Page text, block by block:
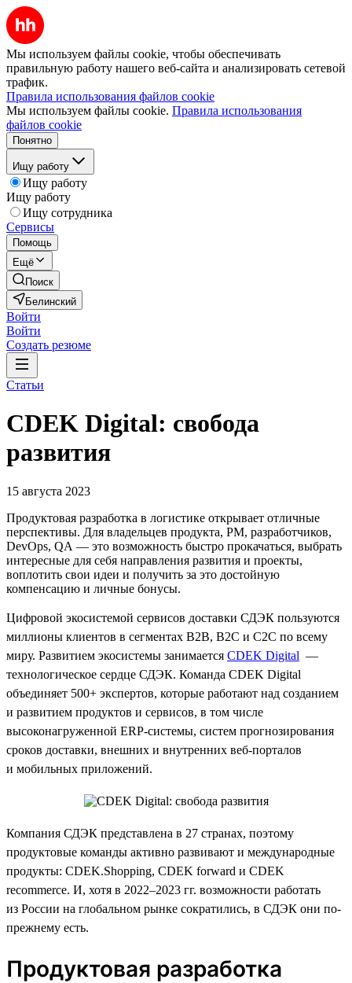
Мы используем файлы cookie, чтобы обеспечивать
правильную работу нашего веб-сайта и анализировать сетевой
трафик.
Правила использования файлов cookie
Мы используем файлы cookie. Правила использования
файлов cookie
Понятно
Ищу работу
Ищу работу
Ищу работу
Ищу сотрудника
Сервисы
Помощь
Ещё
Поиск
Белинский
Войти
Войти
Создать резюме
Статьи
CDEK Digital: свобода
развития
15 августа 2023
Продуктовая разработка в логистике открывает отличные
перспективы. Для владельцев продукта, PM, разработчиков,
DevOps, QA — это возможность быстро прокачаться, выбрать
интересные для себя направления развития и проекты,
воплотить свои идеи и получить за это достойную
компенсацию и личные бонусы.
Цифровой экосистемой сервисов доставки СДЭК пользуются
миллионы клиентов в сегментах B2B, B2C и C2C по всему
миру. Развитием экосистемы занимается CDEK Digital —
технологическое сердце СДЭК. Команда CDEK Digital
объединяет 500+ экспертов, которые работают над созданием
и развитием продуктов и сервисов, в том числе
высоконагруженной ERP-системы, систем прогнозирования
сроков доставки, внешних и внутренних веб-порталов
и мобильных приложений.
Компания СДЭК представлена в 27 странах, поэтому
продуктовые команды активно развивают и международные
продукты: CDEK.Shopping, CDEK forward и CDEK
recommerce. И, хотя в 2022–2023 гг. возможности работать
из России на глобальном рынке сократились, в СДЭК они по-
прежнему есть.
Продуктовая разработка